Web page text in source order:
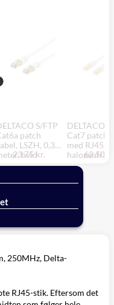
S/FTP
patch
LSZH, 0,3
hvid
23,75 kr.
DELTACO
Cat7 patch
med RJ45,
halogenfri, 3
meter, hvid
62,50
250MHz, Delta-
RJ45-stik. Eftersom det